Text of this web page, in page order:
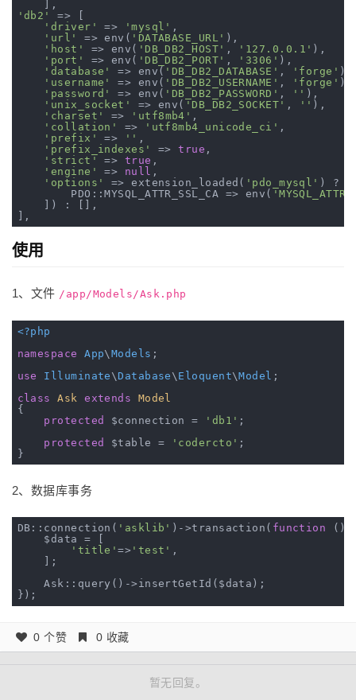
'db2'
=> [
'driver'
=> 'mysql' ,
'url'
=> env( 'DATABASE_URL' ),
'host'
=> env( 'DB_DB2_HOST' , '127.0.0.1' ),
'port'
=> env( 'DB_DB2_PORT' , '3306' ),
'database'
=> env( 'DB_DB2_DATABASE' , 'forge' ),
'username'
=> env( 'DB_DB2_USERNAME' , 'forge' ),
'password'
=> env( 'DB_DB2_PASSWORD' , '' ),
'unix_socket'
=> env( 'DB_DB2_SOCKET' , '' ),
'charset'
=> 'utf8mb4' ,
'collation'
=> 'utf8mb4_unicode_ci' ,
'prefix'
=> '' ,
'prefix_indexes'
=> true ,
'strict'
=> true ,
'engine'
=> null ,
'options'
=> extension_loaded( 'pdo_mysql' ) ?
        PDO::MYSQL_ATTR_SSL_CA => env(
    ]) : [],
使用
1、文件 /app/Models/Ask.php
<?php
namespace
App\ Models ;
use
Illuminate \ Database \ Eloquent\Model ;
class
Ask extends
Model
{
protected
$connection = 'db1' ;
protected
$table = 'codercto' ;
2、数据库事务
DB::connection( 'asklib' )->transaction( function ()
    $data = [
'title'=> 'test' ,
    ];
    Ask::query()->insertGetId($data);
0 个赞 0 收藏
暂无回复。